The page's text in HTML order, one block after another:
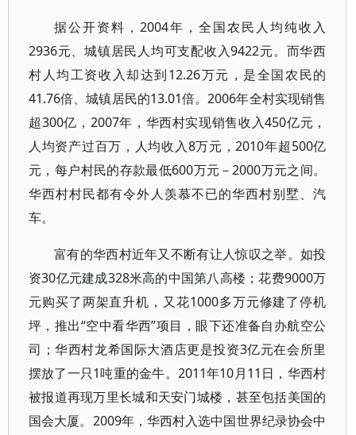
据公开资料，2004年，全国农民人均纯收入
2936元、城镇居民人均可支配收入9422元。而华西
村人均工资收入却达到12.26万元，是全国农民的
41.76倍、城镇居民的13.01倍。2006年全村实现销售
超300亿，2007年，华西村实现销售收入450亿元，
人均资产过百万，人均收入8万元，2010年超500亿
元，每户村民的存款最低600万元－2000万元之间。
华西村村民都有令外人羡慕不已的华西村别墅、汽
车。
富有的华西村近年又不断有让人惊叹之举。如投
资30亿元建成328米高的中国第八高楼；花费9000万
元购买了两架直升机，又花1000多万元修建了停机
坪，推出“空中看华西”项目，眼下还准备自办航空公
司；华西村龙希国际大酒店更是投资3亿元在会所里
摆放了一只1吨重的金牛。2011年10月11日，华西村
被报道再现万里长城和天安门城楼，甚至包括美国的
国会大厦。2009年，华西村入选中国世界纪录协会中